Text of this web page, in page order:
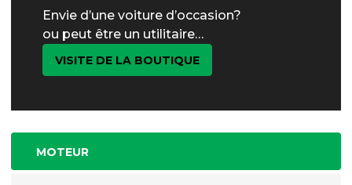
Envie d’une voiture d’occasion?
ou peut être un utilitaire…
VISITE DE LA BOUTIQUE
MOTEUR